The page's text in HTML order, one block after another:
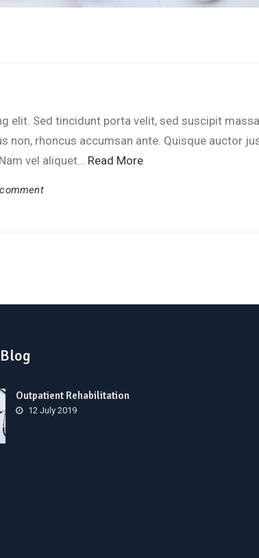
elit. Sed tincidunt porta velit, sed suscipit massa
non, rhoncus accumsan ante. Quisque auctor
vel aliquet… Read More
Outpatient Rehabilitation
12 July 2019